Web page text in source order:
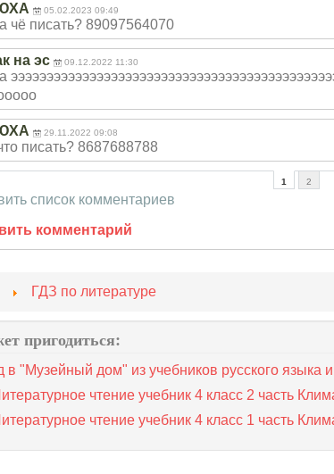
05.02.2023 09:49
чё писать? 89097564070
на эс 09.12.2022 11:30
эээээээээээээээээээээээээээээээээээээээээээээ
29.11.2022 09:08
писать? 8687688788
1 2
список комментариев
комментарий
ГДЗ по литературе
пригодиться:
в "Музейный дом" из учебников русского языка
чтение учебник 4 класс 2 часть
чтение учебник 4 класс 1 часть